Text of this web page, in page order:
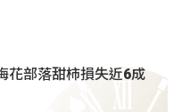
花部落甜柿損失近6成